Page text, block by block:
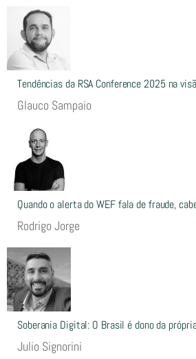
Tendências da RSA Conference 2025 na
Glauco Sampaio
Quando o alerta do WEF fala de fraude,
Rodrigo Jorge
Soberania Digital: O Brasil é dono da
Julio Signorini